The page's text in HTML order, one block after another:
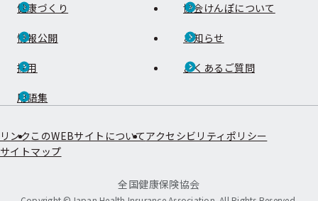
健康づくり 協会けんぽについて
情報公開 お知らせ
採用 よくあるご質問
用語集
リンク このWEBサイトについてアクセシビリティポリシー
サイトマップ
全国健康保険協会